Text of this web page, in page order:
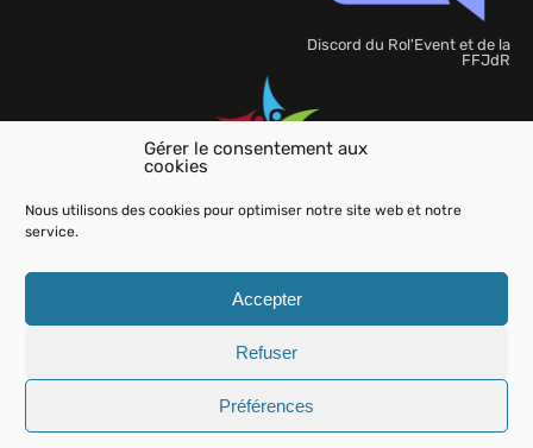
Gérer le consentement aux
cookies
Nous utilisons des cookies pour optimiser notre site web et notre
service.
Accepter
Refuser
Préférences
Discord du Rol'Event et de la
FFJdR
de
l'événement
nous
Rol'event- All Rights Reserved